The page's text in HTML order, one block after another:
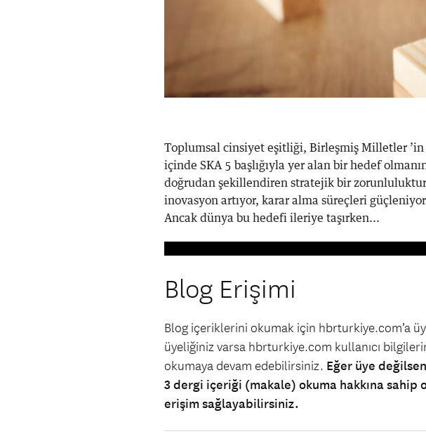
Toplumsal cinsiyet eşitliği, Birleşmiş Milletler ’in
içinde SKA 5 başlığıyla yer alan bir hedef
doğrudan şekillendiren stratejik bir
inovasyon artıyor, karar alma süreçleri
Ancak dünya bu hedefi ileriye taşırken...
Blog Erişimi
Blog içeriklerini okumak için hbrturkiye.com’a
üyeliğiniz varsa hbrturkiye.com kullanıcı
okumaya devam edebilirsiniz. Eğer üye
3 dergi içeriği (makale) okuma hakkına sahip
erişim sağlayabilirsiniz.